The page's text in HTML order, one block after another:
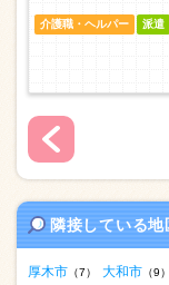
介護職・ヘルパー 派遣
隣接している地
厚木市 （7） 大和市 （9）